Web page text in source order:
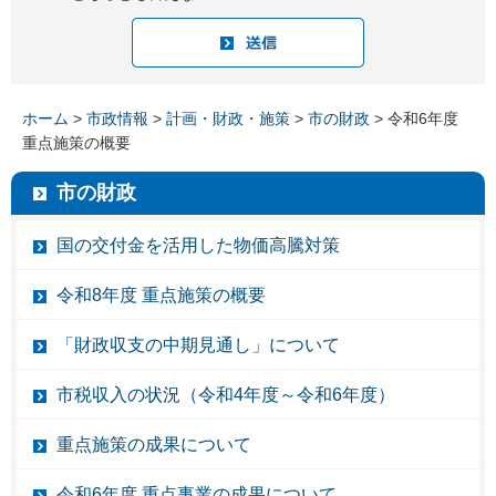
ホーム > 市政情報 > 計画・財政・施策 > 市の財政 > 令和6年度
重点施策の概要
市の財政
国の交付金を活用した物価高騰対策
令和8年度 重点施策の概要
「財政収支の中期見通し」について
市税収入の状況（令和4年度～令和6年度）
重点施策の成果について